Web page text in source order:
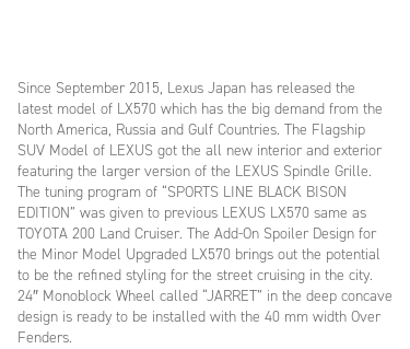
Since September 2015, Lexus Japan has released the
latest model of LX570 which has the big demand from the
North America, Russia and Gulf Countries. The Flagship
SUV Model of LEXUS got the all new interior and exterior
featuring the larger version of the LEXUS Spindle Grille.
The tuning program of “SPORTS LINE BLACK BISON
EDITION” was given to previous LEXUS LX570 same as
TOYOTA 200 Land Cruiser. The Add-On Spoiler Design for
the Minor Model Upgraded LX570 brings out the potential
to be the refined styling for the street cruising in the city.
24″ Monoblock Wheel called “JARRET” in the deep concave
design is ready to be installed with the 40 mm width Over
Fenders.